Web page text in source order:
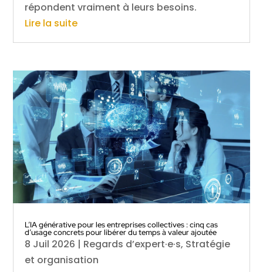
répondent vraiment à leurs besoins.
Lire la suite
L’IA générative pour les entreprises collectives : cinq cas
d’usage concrets pour libérer du temps à valeur ajoutée
8 Juil 2026 | Regards d’expert·e·s, Stratégie
et organisation